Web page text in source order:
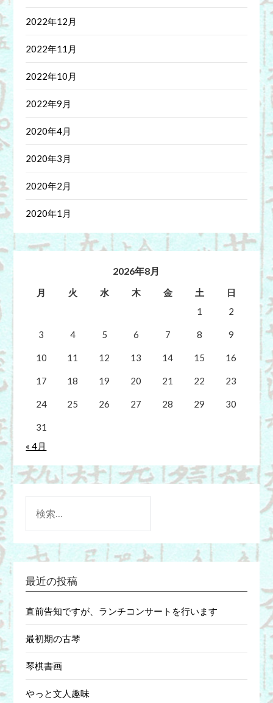
2022年12月
2022年11月
2022年10月
2022年9月
2020年4月
2020年3月
2020年2月
2020年1月
2026年8月
月 火 水 木 金 土
日
1
2
3 4 5 6 7 8 9
10 11 12 13 14 15 16
17 18 19 20 21 22 23
24 25 26 27 28 29 30
31
« 4月
索:
最近の投稿
直前告知ですが、ランチコンサートを行います
最初期の古琴
琴棋書画
やっと文人趣味